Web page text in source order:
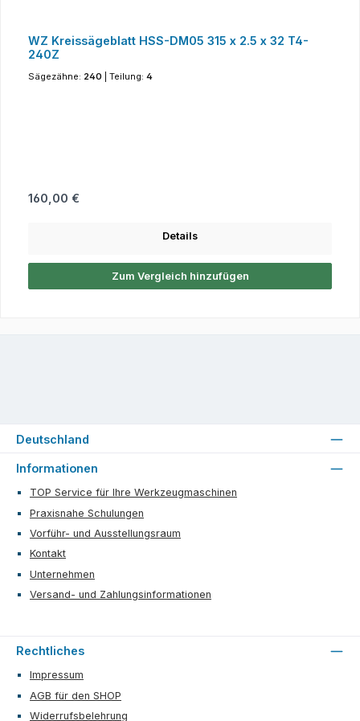
WZ Kreissägeblatt HSS-DM05 315 x 2.5 x 32 T4-
240Z
Sägezähne: 240 Teilung: 4
Regulärer Preis:
160,00 €
Details
Zum Vergleich hinzufügen
Informationen
TOP Service für Ihre Werkzeugmaschinen
Praxisnahe Schulungen
Vorführ- und Ausstellungsraum
Kontakt
Unternehmen
Versand- und Zahlungsinformationen
Rechtliches
Impressum
AGB für den SHOP
Widerrufsbelehrung
Deutschland